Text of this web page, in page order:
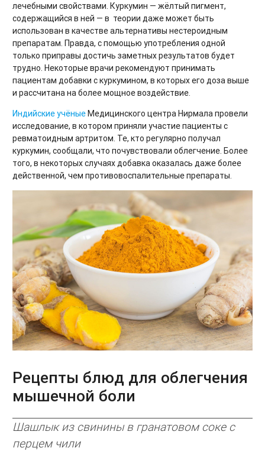
лечебными свойствами. Куркумин — жёлтый пигмент,
содержащийся в ней — в теории даже может быть
использован в качестве альтернативы нестероидным
препаратам. Правда, с помощью употребления одной
только приправы достичь заметных результатов будет
трудно. Некоторые врачи рекомендуют принимать
пациентам добавки с куркумином, в которых его доза выше
и рассчитана на более мощное воздействие.
Индийские учёныеМедицинского центра Нирмала провели
исследование, в котором приняли участие пациенты с
ревматоидным артритом. Те, кто регулярно получал
куркумин, сообщали, что почувствовали облегчение. Более
того, в некоторых случаях добавка оказалась даже более
действенной, чем противовоспалительные препараты.
Рецепты блюд для облегчения
мышечной боли
Шашлык из свинины в гранатовом соке с
перцем чили